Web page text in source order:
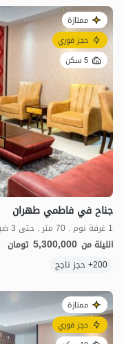
ممتازة
حجز فوري
5 سكن
جناح في فاطمي طهران
1 غرفة نوم . 70 متر . حتى 3 ضيف
الليلة من 5,300,000 تومان
200+ حجز ناجح
ممتازة
حجز فوري